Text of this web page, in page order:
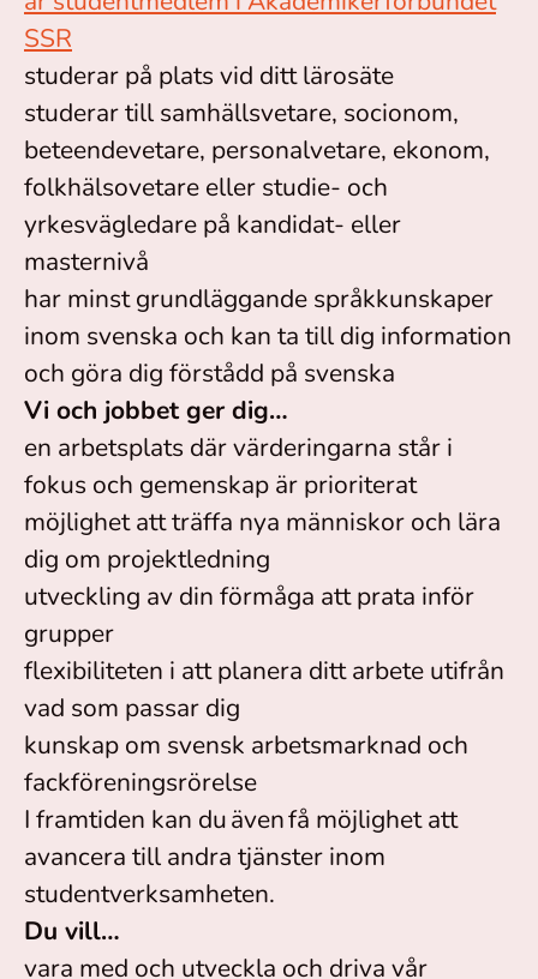
SSR
studerar på plats vid ditt lärosäte
studerar till samhällsvetare, socionom,
beteendevetare, personalvetare, ekonom,
folkhälsovetare eller studie- och
yrkesvägledare på kandidat- eller
masternivå
har minst grundläggande språkkunskaper
inom svenska och kan ta till dig information
och göra dig förstådd på svenska
Vi och jobbet ger dig…
en arbetsplats där värderingarna står i
fokus och gemenskap är prioriterat
möjlighet att träffa nya människor och lära
dig om projektledning
utveckling av din förmåga att prata inför
grupper
flexibiliteten i att planera ditt arbete utifrån
vad som passar dig
kunskap om svensk arbetsmarknad och
fackföreningsrörelse
I framtiden kan du även få möjlighet att
avancera till andra tjänster inom
studentverksamheten.
Du vill…
vara med och utveckla och driva vår